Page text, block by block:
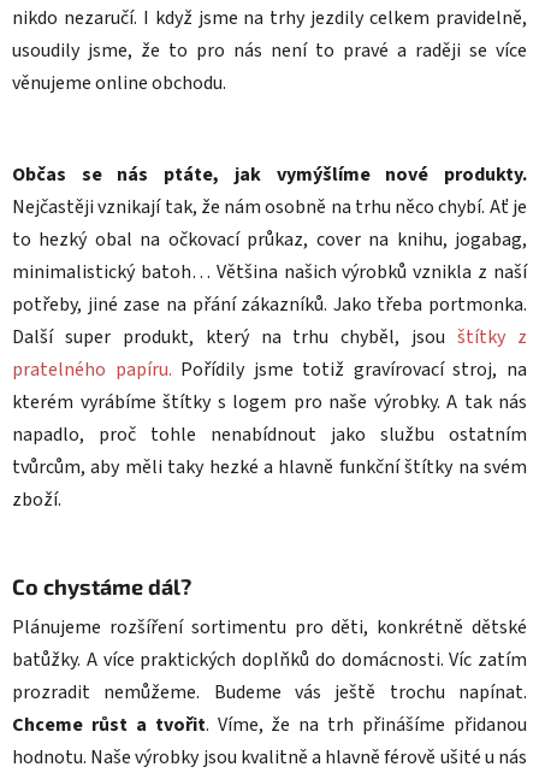
nikdo nezaručí. I když jsme na trhy jezdily celkem pravidelně,
usoudily jsme, že to pro nás není to pravé a raději se více
věnujeme online obchodu.
Občas se nás ptáte, jak vymýšlíme nové produkty.
Nejčastěji vznikají tak, že nám osobně na trhu něco chybí. Ať je
to hezký obal na očkovací průkaz, cover na knihu, jogabag,
minimalistický batoh… Většina našich výrobků vznikla z naší
potřeby, jiné zase na přání zákazníků. Jako třeba portmonka.
Další super produkt, který na trhu chyběl, jsouštítky z
pratelného papíru. Pořídily jsme totiž gravírovací stroj, na
kterém vyrábíme štítky s logem pro naše výrobky. A tak nás
napadlo, proč tohle nenabídnout jako službu ostatním
tvůrcům, aby měli taky hezké a hlavně funkční štítky na svém
zboží.
Co chystáme dál?
Plánujeme rozšíření sortimentu pro děti, konkrétně dětské
batůžky. A více praktických doplňků do domácnosti. Víc zatím
prozradit nemůžeme. Budeme vás ještě trochu napínat.
Chceme růst a tvořit. Víme, že na trh přinášíme přidanou
hodnotu. Naše výrobky jsou kvalitně a hlavně férově ušité u nás